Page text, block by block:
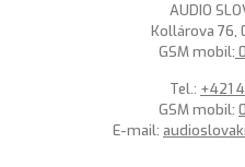
AUDIO
Kollárova 76,
GSM mobil:
Tel.: +421
GSM mobil:
E-mail: